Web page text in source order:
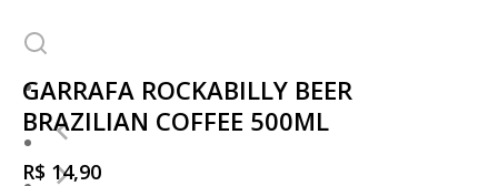
GARRAFA ROCKABILLY BEER
BRAZILIAN COFFEE 500ML
R$ 14,90